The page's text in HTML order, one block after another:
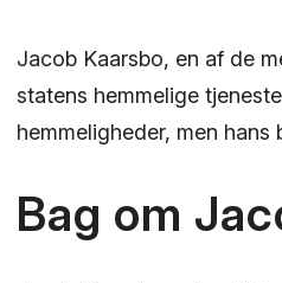
Jacob Kaarsbo, en af de
statens hemmelige
hemmeligheder, men
Bag om